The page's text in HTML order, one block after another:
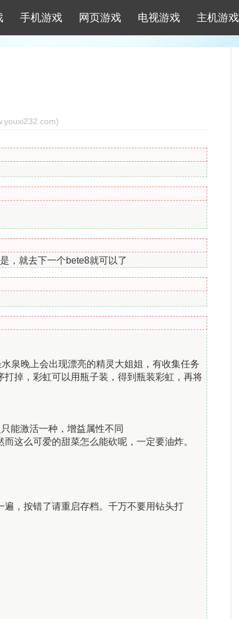
手机游戏 网页游戏 电视游戏 主机游戏
，就去下一个bete8就可以了
泉晚上会出现漂亮的精灵大姐姐，有收集任务
掉，彩虹可以用瓶子装，得到瓶装彩虹，再将
能激活一种，增益属性不同
这么可爱的甜菜怎么能砍呢，一定要油炸。
，按错了请重启存档。千万不要用钻头打